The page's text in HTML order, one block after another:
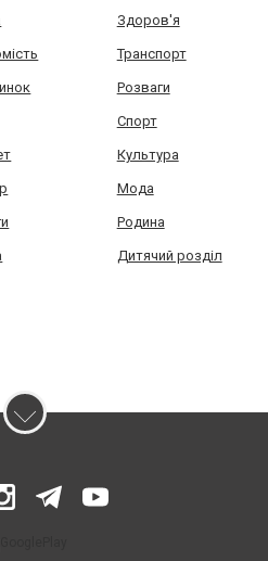
Здоров'я
Транспорт
Розваги
Спорт
Культура
Мода
Родина
Дитячий розділ